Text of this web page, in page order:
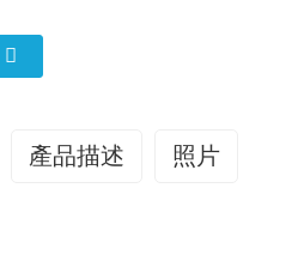
產品描述 照片